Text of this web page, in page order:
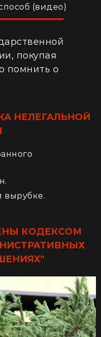
(видео)
покупая
помнить о
НЕЛЕГАЛЬНОЙ
вырубке.
КОДЕКСОМ